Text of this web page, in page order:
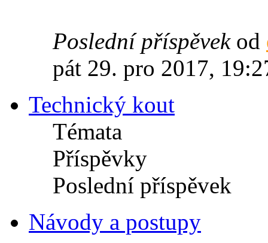
Poslední příspěvekod
pát 29. pro 2017,
Technický kout
Témata
Příspěvky
Poslední příspěvek
Návody a postupy